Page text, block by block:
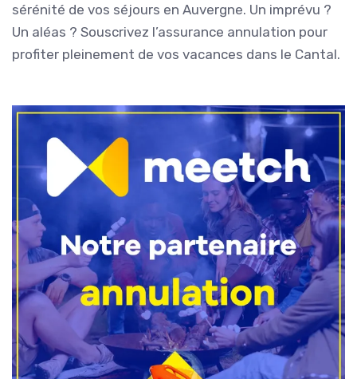
sérénité de vos séjours en Auvergne. Un imprévu ?
Un aléas ? Souscrivez l’assurance annulation pour
profiter pleinement de vos vacances dans le Cantal.